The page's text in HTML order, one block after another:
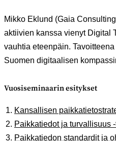
Mikko Eklund (Gaia
aktiivien kanssa vienyt Digital
vauhtia eteenpäin.
Suomen digitaalisen
Vuosiseminaarin esitykset
Kansallisen
Paikkatiedot ja turvallisuus
Paikkatiedon standardit ja